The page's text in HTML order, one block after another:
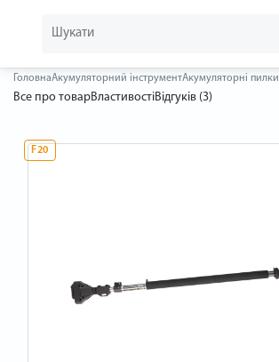
ГоловнаАкумуляторний інструментАкумуляторні пилки
Все про товарВластивостіВідгуків (3)
F20